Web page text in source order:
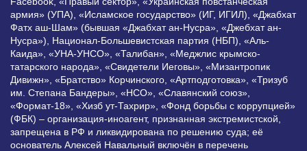
армия» (УПА), «Исламское государство» (ИГ, ИГИЛ), «Джабхат
Фатх аш-Шам» (бывшая «Джабхат ан-Нусра», «Джебхат ан-
Нусра»), Национал-Большевистская партия (НБП), «Аль-
Каида», «УНА-УНСО», «Талибан», «Меджлис крымско-
татарского народа», «Свидетели Иеговы», «Мизантропик
Дивижн», «Братство» Корчинского, «Артподготовка», «Тризуб
им. Степана Бандеры», «НСО», «Славянский союз»,
«Формат-18», «Хизб ут-Тахрир», «Фонд борьбы с коррупцией»
(ФБК) – организация-иноагент, признанная экстремистской,
запрещена в РФ и ликвидирована по решению суда; её
основатель Алексей Навальный включён в перечень